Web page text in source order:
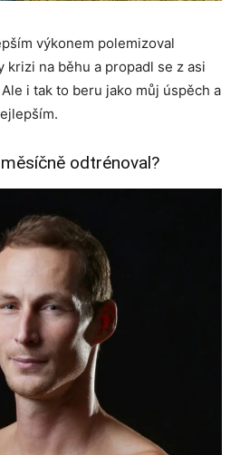
výkonem polemizoval
krizi na běhu a propadl se z asi
i tak to beru jako můj úspěch a
odtrénoval?